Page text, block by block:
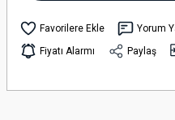
Yorum
Fiyatı Alarmı
Paylaş